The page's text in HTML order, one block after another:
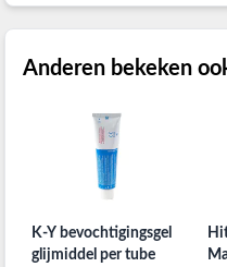
Anderen bekeken
K-Y bevochtigingsgel
glijmiddel per tube